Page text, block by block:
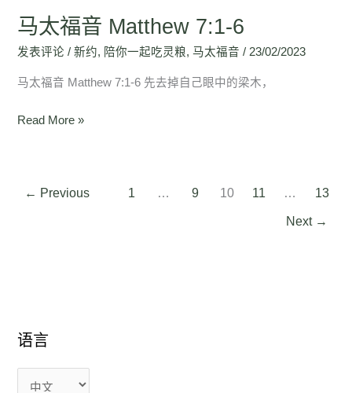
马太福音 Matthew 7:1-6
发表评论 /新约, 陪你一起吃灵粮,马太福音 /23/02/2023
马太福音 Matthew 7:1-6 先去掉自己眼中的梁木，
Read More »
← Previous 1 … 9 10 11 … 13
Next →
语言
语
语